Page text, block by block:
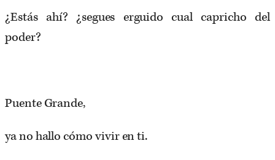
¿Estás ahí? ¿segues erguido cual capricho del
poder?
Puente Grande,
ya no hallo cómo vivir en ti.